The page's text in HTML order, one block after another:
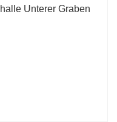
Unterer Graben